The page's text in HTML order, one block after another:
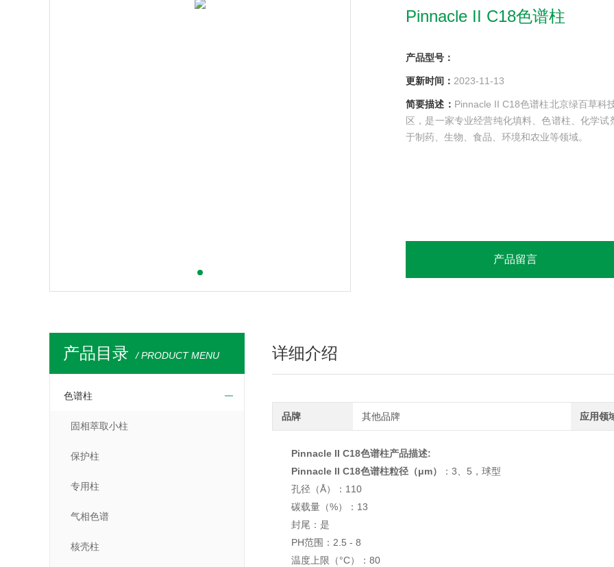
Pinnacle II C18色谱柱
产品型号：
更新时间： 2023-11-13
简要描述： Pinnacle II C18色谱柱北京绿百草科
区，是一家专业经营纯化填料、色谱柱、化学
于制药、生物、食品、环境和农业等领域。
产品留言
产品目录 / PRODUCT MENU
色谱柱
固相萃取小柱
保护柱
专用柱
气相色谱
核壳柱
详细介绍
品牌 其他品牌 应用领
Pinnacle II C18色谱柱产品描述:
Pinnacle II C18色谱柱粒径（μm）
：3、5，球型
孔径（Å）：110
碳载量（%）：13
封尾：是
PH范围：2.5 - 8
温度上限（°C）：80